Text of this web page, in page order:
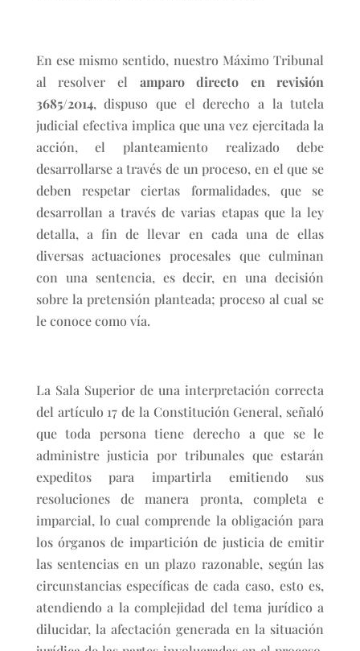
En ese mismo sentido, nuestro Máximo Tribunal
al resolver el amparo directo en revisión
3685/2014, dispuso que el derecho a la tutela
judicial efectiva implica que una vez ejercitada la
acción, el planteamiento realizado debe
desarrollarse a través de un proceso, en el que se
deben respetar ciertas formalidades, que se
desarrollan a través de varias etapas que la ley
detalla, a fin de llevar en cada una de ellas
diversas actuaciones procesales que culminan
con una sentencia, es decir, en una decisión
sobre la pretensión planteada; proceso al cual se
le conoce como vía.
La Sala Superior de una interpretación correcta
del artículo 17 de la Constitución General, señaló
que toda persona tiene derecho a que se le
administre justicia por tribunales que estarán
expeditos para impartirla emitiendo sus
resoluciones de manera pronta, completa e
imparcial, lo cual comprende la obligación para
los órganos de impartición de justicia de emitir
las sentencias en un plazo razonable, según las
circunstancias específicas de cada caso, esto es,
atendiendo a la complejidad del tema jurídico a
dilucidar, la afectación generada en la situación